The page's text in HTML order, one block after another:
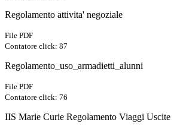
Regolamento attivita' negoziale
File PDF
Contatore click: 87
Regolamento_uso_armadietti_alunni
File PDF
Contatore click: 76
IIS Marie Curie Regolamento Viaggi Uscite